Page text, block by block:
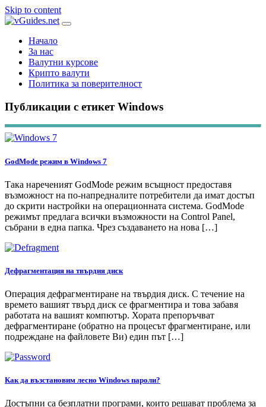
Skip to content
Начало
За нас
Валутни курсове
Крипто валути
Политика за поверителност
Публикации с етикет Windows
GodMode режим в Windows 7
Така нареченият GodMode режим всъщност предоставя
възможност на по-напредналите потребители да имат достъп
до скрити настройки на операционната система. GodMode
режимът предлага всички възможности на Control Panel,
събрани в една папка. Чрез създаването на нова […]
Дефрагментация на твърдия диск
Операция дефрагментиране на твърдия диск. С течение на
времето вашият твърд диск се фрагментира и това забавя
работата на вашият компютър. Хората препоръчват
дефрагментиране (обратно на процесът фрагментиране, или
подреждане на файловете Ви) един път […]
Как да възстановим лесно Windows пароли?
Достъпни са безплатни програми, които решават проблема за